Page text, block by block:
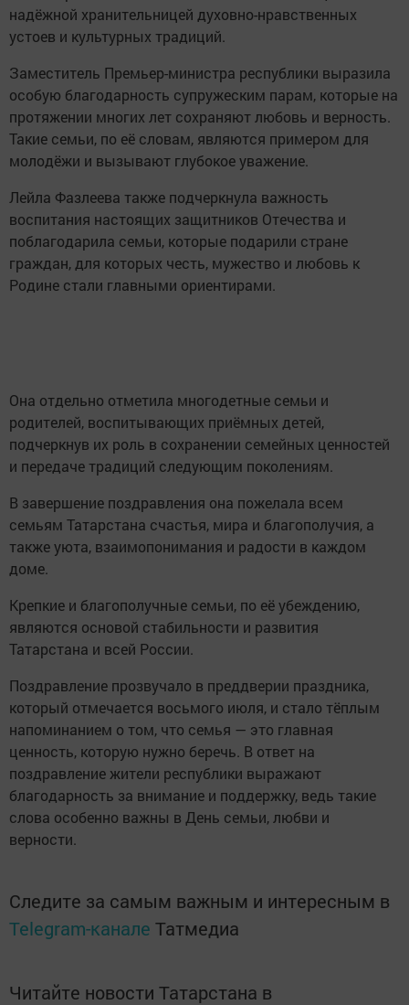
надёжной хранительницей духовно-нравственных
устоев и культурных традиций.
Заместитель Премьер-министра республики выразила
особую благодарность супружеским парам, которые на
протяжении многих лет сохраняют любовь и верность.
Такие семьи, по её словам, являются примером для
молодёжи и вызывают глубокое уважение.
Лейла Фазлеева также подчеркнула важность
воспитания настоящих защитников Отечества и
поблагодарила семьи, которые подарили стране
граждан, для которых честь, мужество и любовь к
Родине стали главными ориентирами.
Она отдельно отметила многодетные семьи и
родителей, воспитывающих приёмных детей,
подчеркнув их роль в сохранении семейных ценностей
и передаче традиций следующим поколениям.
В завершение поздравления она пожелала всем
семьям Татарстана счастья, мира и благополучия, а
также уюта, взаимопонимания и радости в каждом
доме.
Крепкие и благополучные семьи, по её убеждению,
являются основой стабильности и развития
Татарстана и всей России.
Поздравление прозвучало в преддверии праздника,
который отмечается восьмого июля, и стало тёплым
напоминанием о том, что семья — это главная
ценность, которую нужно беречь. В ответ на
поздравление жители республики выражают
благодарность за внимание и поддержку, ведь такие
слова особенно важны в День семьи, любви и
верности.
Следите за самым важным и интересным в
Telegram-канале Татмедиа
Читайте новости Татарстана в